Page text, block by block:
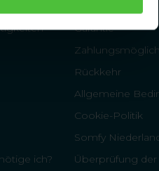
Garantie
Rückkehr
Allgemeine
Cookie-Politik
Somfy
ich?
Überprüfung